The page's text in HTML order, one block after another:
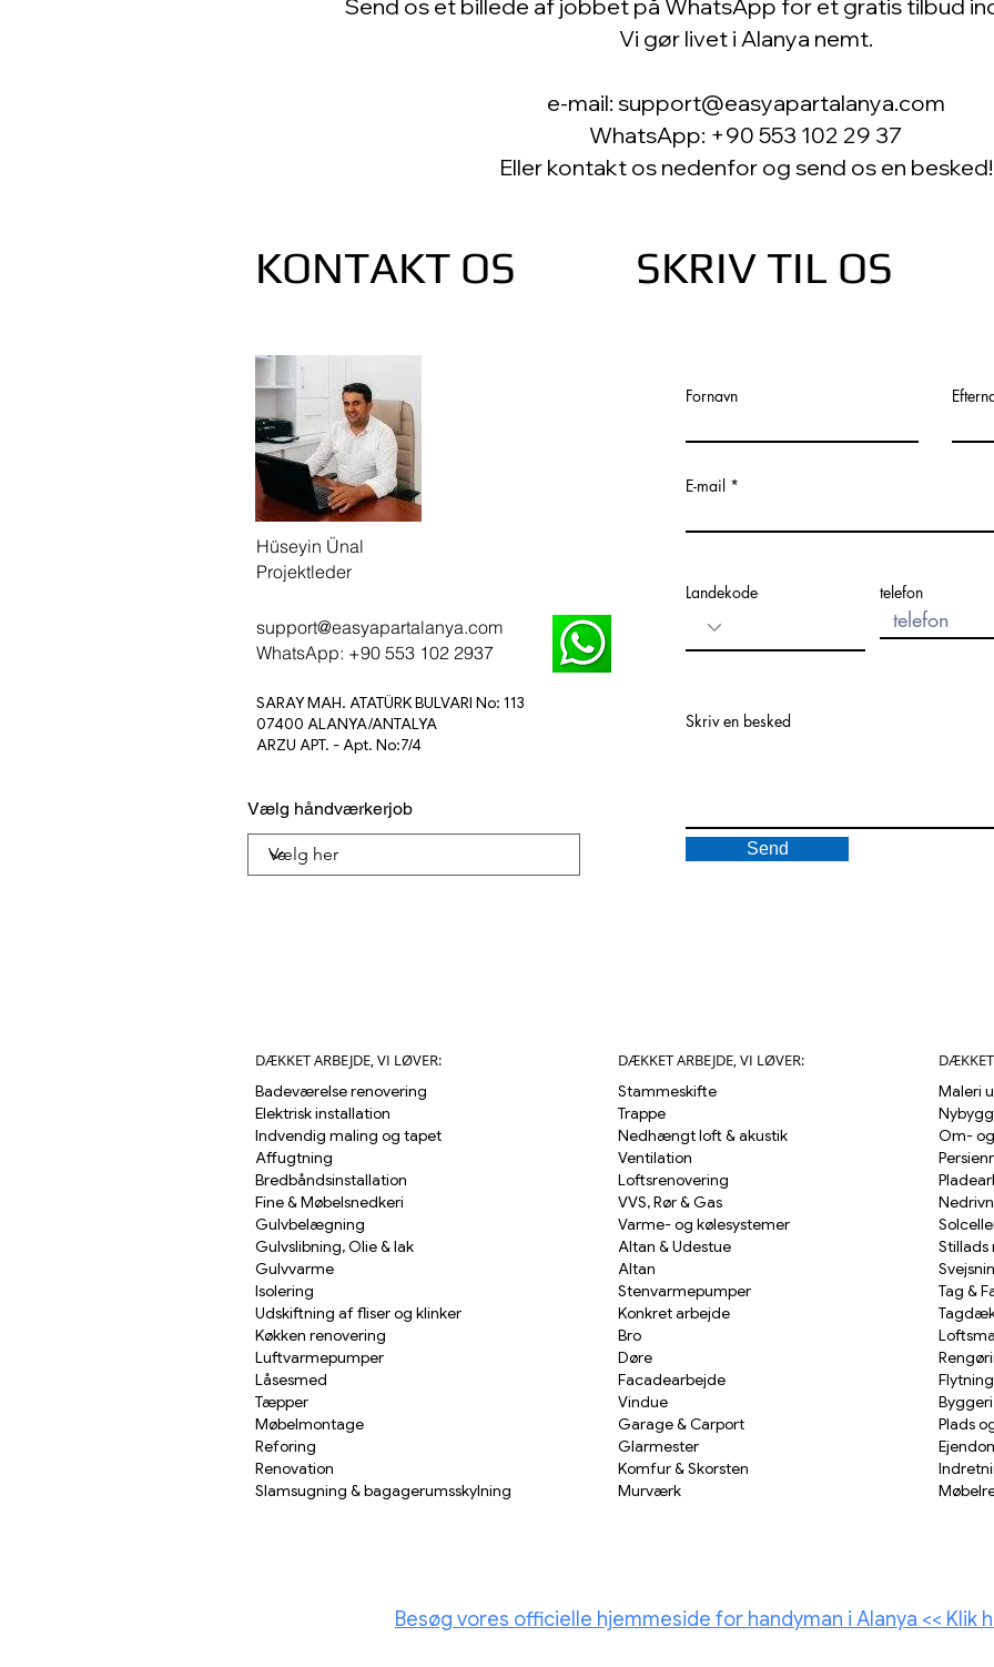
Send os et billede af jobbet på WhatsApp for et gratis tilbud
Vi gør livet i Alanya nemt.
e-mail: support@easyapartalanya.com
WhatsApp: +90 553 102 29 37
Eller kontakt os nedenfor og send os en besked!
KONTAKT OS
Hüseyin Ünal
Projektleder
support@easyapartalanya.com
WhatsApp: +90 553 102 2937
SARAY MAH. ATATÜRK BULVARI No: 113
07400 ALANYA/ANTALYA
ARZU APT. - Apt. No:7/4
Vælg håndværkerjob
DÆKKET ARBEJDE, VI LØVER:
Badeværelse renovering
Elektrisk installation
Indvendig maling og tapet
Affugtning
Bredbåndsinstallation
Fine & Møbelsnedkeri
Gulvbelægning
Gulvslibning, Olie & lak
Gulvvarme
Isolering
Udskiftning af fliser og klinker
Køkken renovering
Luftvarmepumper
Låsesmed
Tæpper
Møbelmontage
Reforing
Renovation
Slamsugning & bagagerumsskylning
SKRIV TIL OS
Fornavn
E-mail
Landekode telefon
Skriv en besked
Send
DÆKKET ARBEJDE, VI LØVER:
Stammeskifte
Trappe
Nedhængt loft & akustik
Ventilation
Loftsrenovering
VVS, Rør & Gas
Varme- og kølesystemer
Altan & Udestue
Altan
Stenvarmepumper
Konkret arbejde
Bro
Døre
Facadearbejde
Vindue
Garage & Carport
Glarmester
Komfur & Skorsten
Murværk
Maleri
Om-
Stillads
Tag &
Plads
Besøg vores officielle hjemmeside for handyman i Alanya << Klik